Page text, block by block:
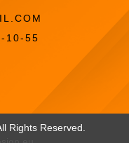
10-55
Rights Reserved.